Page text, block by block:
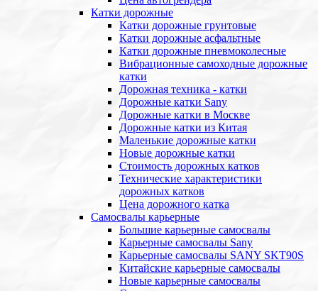
Катки дорожные
Катки дорожные грунтовые
Катки дорожные асфальтные
Катки дорожные пневмоколесные
Вибрационные самоходные дорожные
катки
Дорожная техника - катки
Дорожные катки Sany
Дорожные катки в Москве
Дорожные катки из Китая
Маленькие дорожные катки
Новые дорожные катки
Стоимость дорожных катков
Технические характеристики
дорожных катков
Цена дорожного катка
Самосвалы карьерные
Большие карьерные самосвалы
Карьерные самосвалы Sany
Карьерные самосвалы SANY SKT90S
Китайские карьерные самосвалы
Новые карьерные самосвалы